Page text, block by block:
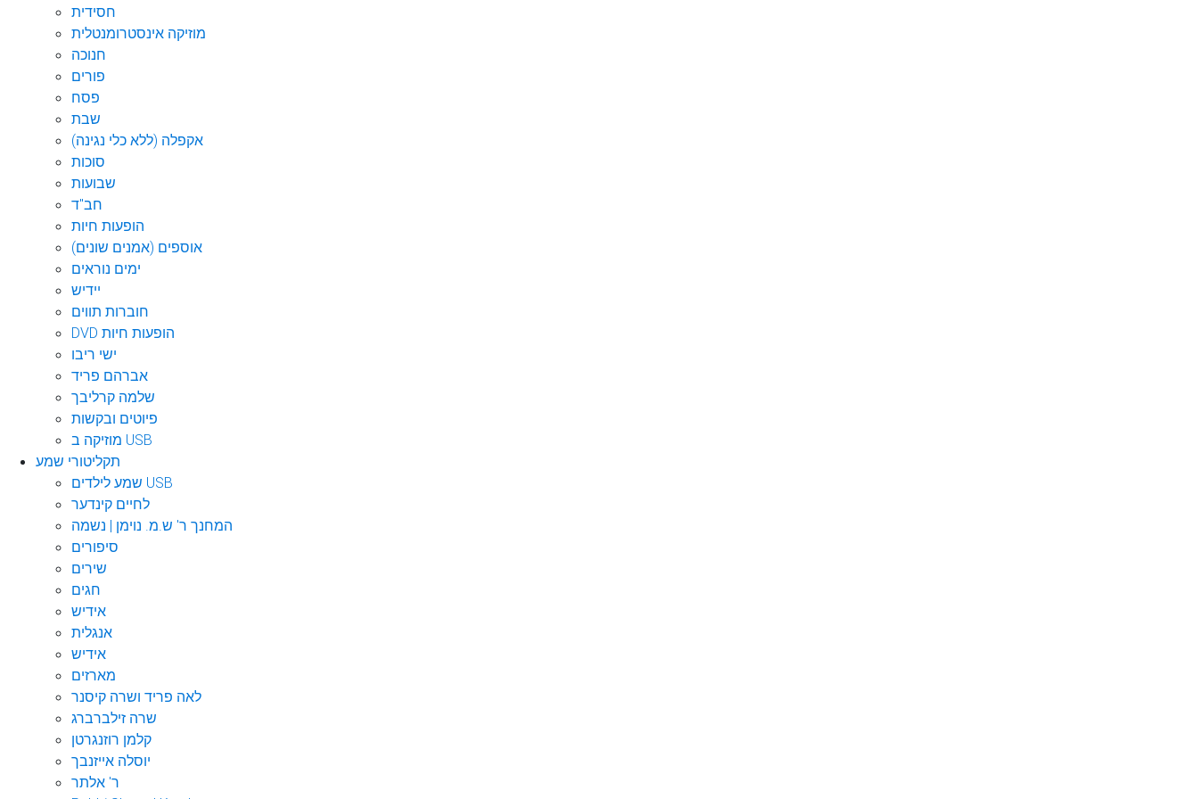
חסידית
מוזיקה אינסטרומנטלית
חנוכה
פורים
פסח
שבת
אקפלה (ללא כלי נגינה)
סוכות
שבועות
חב"ד
הופעות חיות
אוספים (אמנים שונים)
ימים נוראים
יידיש
חוברות תווים
DVD הופעות חיות
ישי ריבו
אברהם פריד
שלמה קרליבך
פיוטים ובקשות
מוזיקה ב USB
תקליטורי שמע
שמע לילדים USB
לחיים קינדער
המחנך ר' ש.מ. נוימן | נשמה
סיפורים
שירים
חגים
אידיש
אנגלית
אידיש
מארזים
לאה פריד ושרה קיסנר
שרה זילברברג
קלמן רוזנגרטן
יוסלה אייזנבך
ר' אלתר